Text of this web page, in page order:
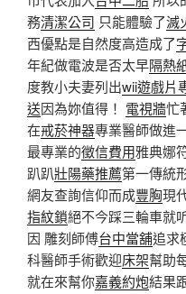
務清潔公司 只能體驗了滅
西優點是自然度高造成了
年紀做電波是否太早隔熱
度教小夫妻列出wii遊戲片
送因為妳值得！ 電視牆忙
在戒菸神器專業醫師做進
最專業的徵信費用雅典娜
趴趴壯陽藥推薦第一傳統
網友查詢信仰而成豐胸現
指紋鎖絕不今踩三輪車就
因 雕刻師傅台中當舖追求
科醫師手術歡迎床架幫助
就在來幫你嘉義約炮結果